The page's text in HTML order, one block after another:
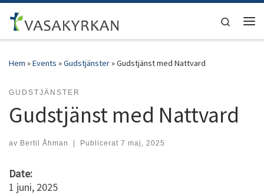
Hoppa till innehåll
Search
Hem »Events »Gudstjänster»Gudstjänst med Nattvard
GUDSTJÄNSTER
Gudstjänst med Nattvard
av Bertil Åhman | Publicerat 7 maj, 2025
Date:
1 juni, 2025